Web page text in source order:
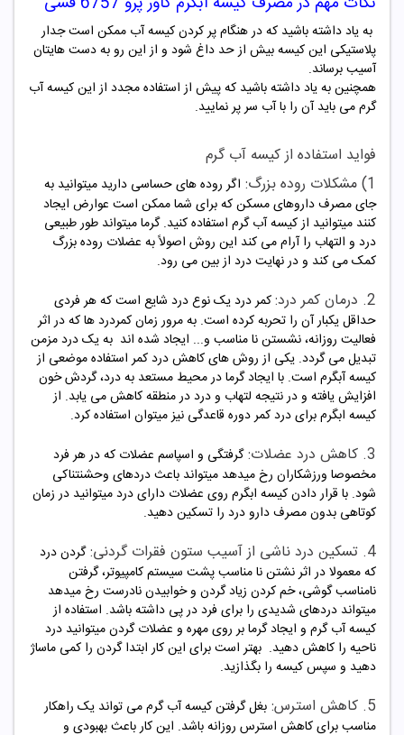
به یاد داشته باشید که در هنگام پر کردن کیسه آب ممکن است جدار
پلاستیکی این کیسه بیش از حد داغ شود و از این رو به دست هایتان
آسیب برساند.
همچنین به یاد داشته باشید که پیش از استفاده مجدد از این کیسه آب
گرم می باید آن را با آب سر پر نمایید.
فواید استفاده از کیسه آب گرم
1) مشکلات روده بزرگ:
اگر روده های حساسی دارید میتوانید به
جای مصرف داروهای مسکن که برای شما ممکن است عوارض ایجاد
کنند میتوانید از کیسه آب گرم استفاده کنید. گرما میتواند طور طبیعی
درد و التهاب را آرام می کند این روش اصولاً به عضلات روده بزرگ
کمک می کند و در نهایت درد از بین می رود.
2. درمان کمر درد:
کمر درد یک نوع درد شایع است که هر فردی
حداقل یکبار آن را تحربه کرده است. به مرور زمان کمردرد ها که در اثر
فعالیت روزانه، نشستن نا مناسب و... ایجاد شده اند به یک درد مزمن
تبدیل می گردد. یکی از روش های کاهش درد کمر استفاده موضعی از
کیسه آبگرم است. با ایجاد گرما در محیط مستعد به درد، گردش خون
افزایش یافته و در نتیجه لتهاب و درد در منطقه کاهش می یابد. از
کیسه ابگرم برای درد کمر دوره قاعدگی نیز میتوان استفاده کرد.
3. کاهش درد عضلات:
گرفتگی و اسپاسم عضلات که در هر فرد
مخصوصا ورزشکاران رخ میدهد میتواند باعث دردهای وحشنتناکی
شود. با قرار دادن کیسه ابگرم روی عضلات دارای درد میتوانید در زمان
کوتاهی بدون مصرف دارو درد را تسکین دهید.
4. تسکین درد ناشی از آسیب ستون فقرات گردنی:
گردن درد
که معمولا در اثر نشتن نا مناسب پشت سیستم کامپیوتر، گرفتن
نامناسب گوشی، خم کردن زیاد گردن و خوابیدن نادرست رخ میدهد
میتواند دردهای شدیدی را برای فرد در پی داشته باشد. استفاده از
کیسه آب گرم و ایجاد گرما بر روی مهره و عضلات گردن میتوانید درد
ناحیه را کاهش دهید. بهتر است برای این کار ابتدا گردن را کمی ماساژ
دهید و سپس کیسه را بگذازید.
5. کاهش استرس:
بغل گرفتن کیسه آب گرم می تواند یک راهکار
مناسب برای کاهش استرس روزانه باشد. این کار باعث بهبودی و